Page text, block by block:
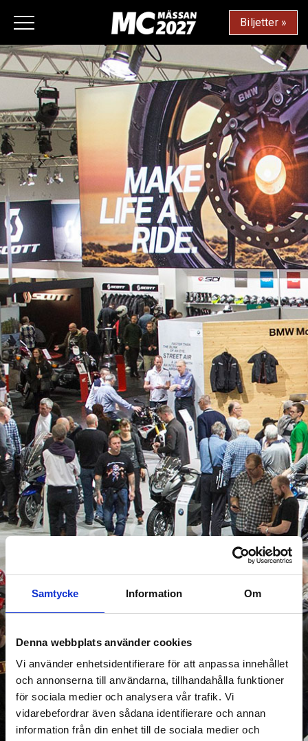
Samtycke Information Om
Denna webbplats använder cookies
Vi använder enhetsidentifierare för att anpassa innehållet
och annonserna till användarna, tillhandahålla funktioner
för sociala medier och analysera vår trafik. Vi
vidarebefordrar även sådana identifierare och annan
information från din enhet till de sociala medier och
Biljetter »